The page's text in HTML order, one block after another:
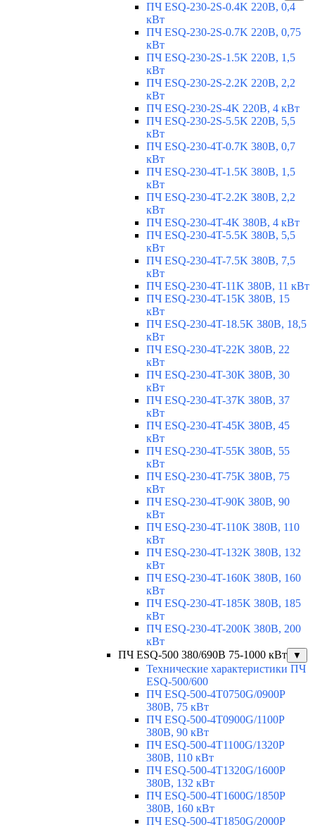
ПЧ ESQ-230-2S-0.4K 220В, 0,4
кВт
ПЧ ESQ-230-2S-0.7K 220В, 0,75
кВт
ПЧ ESQ-230-2S-1.5K 220В, 1,5
кВт
ПЧ ESQ-230-2S-2.2K 220В, 2,2
кВт
ПЧ ESQ-230-2S-4K 220В, 4 кВт
ПЧ ESQ-230-2S-5.5K 220В, 5,5
кВт
ПЧ ESQ-230-4T-0.7K 380В, 0,7
кВт
ПЧ ESQ-230-4T-1.5K 380В, 1,5
кВт
ПЧ ESQ-230-4T-2.2K 380В, 2,2
кВт
ПЧ ESQ-230-4T-4K 380В, 4 кВт
ПЧ ESQ-230-4T-5.5K 380В, 5,5
кВт
ПЧ ESQ-230-4T-7.5K 380В, 7,5
кВт
ПЧ ESQ-230-4T-11K 380В, 11 кВт
ПЧ ESQ-230-4T-15K 380В, 15
кВт
ПЧ ESQ-230-4T-18.5K 380В, 18,5
кВт
ПЧ ESQ-230-4T-22K 380В, 22
кВт
ПЧ ESQ-230-4T-30K 380В, 30
кВт
ПЧ ESQ-230-4T-37K 380В, 37
кВт
ПЧ ESQ-230-4T-45K 380В, 45
кВт
ПЧ ESQ-230-4T-55K 380В, 55
кВт
ПЧ ESQ-230-4T-75K 380В, 75
кВт
ПЧ ESQ-230-4T-90K 380В, 90
кВт
ПЧ ESQ-230-4T-110K 380В, 110
кВт
ПЧ ESQ-230-4T-132K 380В, 132
кВт
ПЧ ESQ-230-4T-160K 380В, 160
кВт
ПЧ ESQ-230-4T-185K 380В, 185
кВт
ПЧ ESQ-230-4T-200K 380В, 200
кВт
ПЧ ESQ-500 380/690В 75-1000 кВт
▼
Технические характеристики ПЧ
ESQ-500/600
ПЧ ESQ-500-4T0750G/0900P
380В, 75 кВт
ПЧ ESQ-500-4T0900G/1100P
380В, 90 кВт
ПЧ ESQ-500-4T1100G/1320P
380В, 110 кВт
ПЧ ESQ-500-4T1320G/1600P
380В, 132 кВт
ПЧ ESQ-500-4T1600G/1850P
380В, 160 кВт
ПЧ ESQ-500-4T1850G/2000P